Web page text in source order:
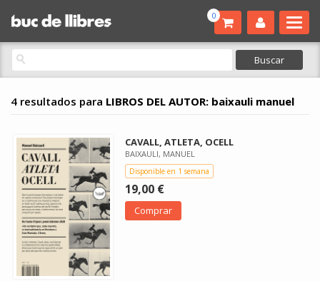
0
4 resultados para LIBROS DEL AUTOR: baixauli manuel
CAVALL, ATLETA, OCELL
BAIXAULI, MANUEL
Disponible en 1 semana
19,00 €
Comprar